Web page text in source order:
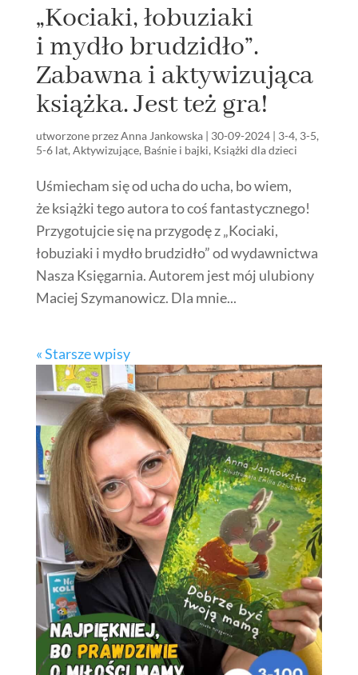
„Kociaki, łobuziaki
i mydło brudzidło”.
Zabawna i aktywizująca
książka. Jest też gra!
utworzone przezAnna Jankowska| 30-09-2024| 3-4, 3-5,
5-6 lat, Aktywizujące, Baśnie i bajki, Książki dla dzieci
Uśmiecham się od ucha do ucha, bo wiem,
że książki tego autora to coś fantastycznego!
Przygotujcie się na przygodę z „Kociaki,
łobuziaki i mydło brudzidło” od wydawnictwa
Nasza Księgarnia. Autorem jest mój ulubiony
Maciej Szymanowicz. Dla mnie...
« Starsze wpisy